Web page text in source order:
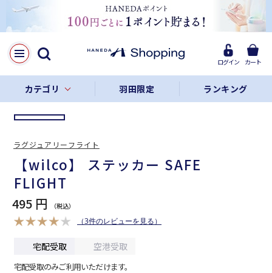
ログイン カート
カテゴリ 羽田限定 ランキング
LINE
Facebook
リンクをコピー
【wilco】 ステッカー SAFE
FLIGHT
495 円
（3件のレビューを見る）
宅配受取 空港受取
宅配受取のみご利用いただけます。
ラグジュアリーフライト